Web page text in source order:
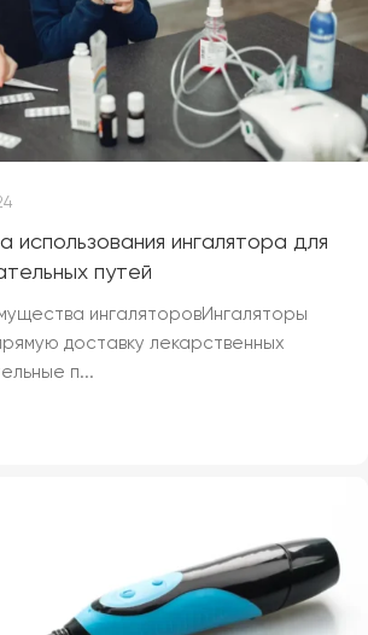
использования ингалятора для
путей
ингаляторовИнгаляторы
доставку лекарственных
п...